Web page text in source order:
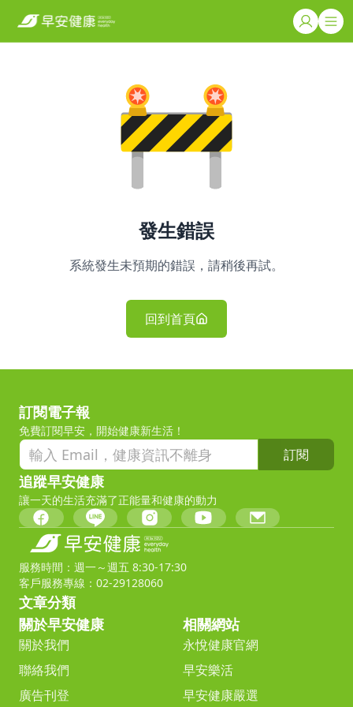
發生錯誤
系統發生未預期的錯誤，請稍後再試。
回到首頁
訂閱電子報
免費訂閱早安，開始健康新生活！
訂閱
追蹤早安健康
讓一天的生活充滿了正能量和健康的動力
服務時間：週一～週五 8:30-17:30
客戶服務專線：02-29128060
文章分類
關於早安健康
關於我們
聯絡我們
廣告刊登
相關網站
永悅健康官網
早安樂活
早安健康嚴選